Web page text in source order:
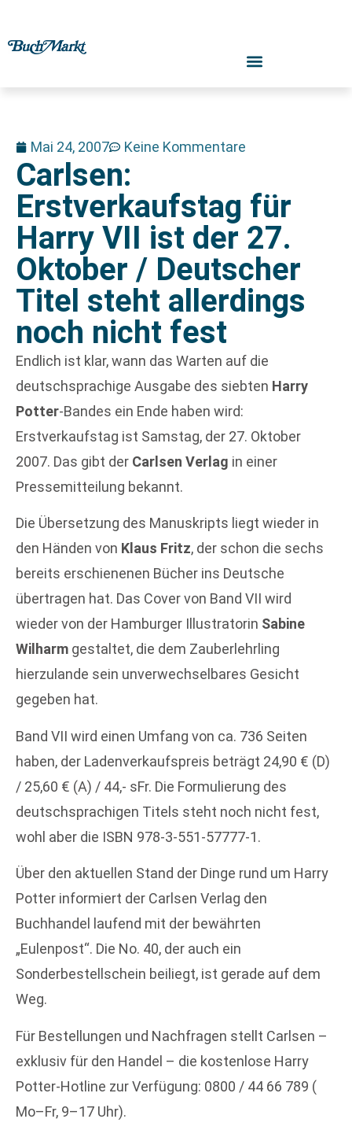
Mai 24, 2007 Keine Kommentare
Carlsen:
Erstverkaufstag für
Harry VII ist der 27.
Oktober / Deutscher
Titel steht allerdings
noch nicht fest
Endlich ist klar, wann das Warten auf die
deutschsprachige Ausgabe des siebten Harry
Potter-Bandes ein Ende haben wird:
Erstverkaufstag ist Samstag, der 27. Oktober
2007. Das gibt der Carlsen Verlag in einer
Pressemitteilung bekannt.
Die Übersetzung des Manuskripts liegt wieder in
den Händen von Klaus Fritz, der schon die sechs
bereits erschienenen Bücher ins Deutsche
übertragen hat. Das Cover von Band VII wird
wieder von der Hamburger Illustratorin Sabine
Wilharm gestaltet, die dem Zauberlehrling
hierzulande sein unverwechselbares Gesicht
gegeben hat.
Band VII wird einen Umfang von ca. 736 Seiten
haben, der Ladenverkaufspreis beträgt 24,90 € (D)
/ 25,60 € (A) / 44,- sFr. Die Formulierung des
deutschsprachigen Titels steht noch nicht fest,
wohl aber die ISBN 978-3-551-57777-1.
Über den aktuellen Stand der Dinge rund um Harry
Potter informiert der Carlsen Verlag den
Buchhandel laufend mit der bewährten
„Eulenpost“. Die No. 40, der auch ein
Sonderbestellschein beiliegt, ist gerade auf dem
Weg.
Für Bestellungen und Nachfragen stellt Carlsen –
exklusiv für den Handel – die kostenlose Harry
Potter-Hotline zur Verfügung: 0800 / 44 66 789 (
Mo–Fr, 9–17 Uhr).